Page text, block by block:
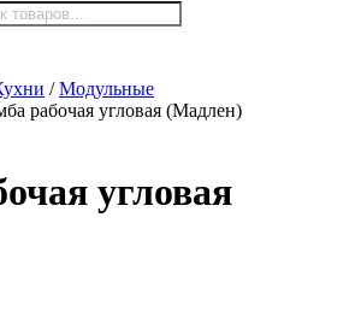
/Модульные
рабочая угловая (Мадлен)
угловая